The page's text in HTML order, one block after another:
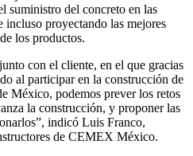
suministro del concreto en las
incluso proyectando las mejores
los productos.
con el cliente, en el que gracias
al participar en la construcción de
México, podemos prever los retos
la construcción, y proponer las
indicó Luis Franco,
de CEMEX México.